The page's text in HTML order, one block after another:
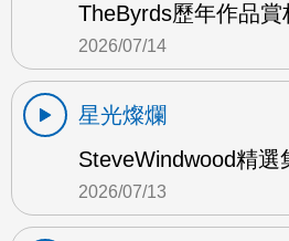
TheByrds歷年作品賞
2026/07/14
星光燦爛
SteveWindwood精選
2026/07/13